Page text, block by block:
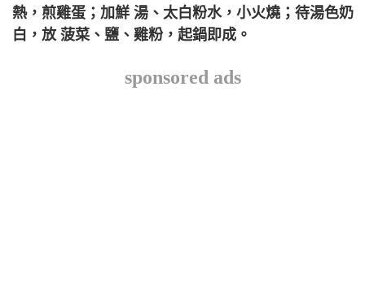
熱，煎雞蛋；加鮮 湯、太白粉水，小火燒；待湯色奶
白，放 菠菜、鹽、雞粉，起鍋即成。
sponsored ads